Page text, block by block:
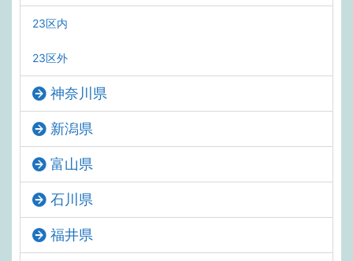
23区内
23区外
神奈川県
新潟県
富山県
石川県
福井県